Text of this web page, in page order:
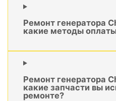
Ремонт генератора
какие методы
Ремонт генератора
какие запчасти вы
ремонте?